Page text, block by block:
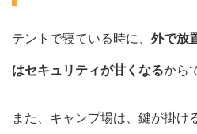
テントで寝ている時に、 外で放
はセキュリティが甘くなるから
また、キャンプ場は、鍵が掛け